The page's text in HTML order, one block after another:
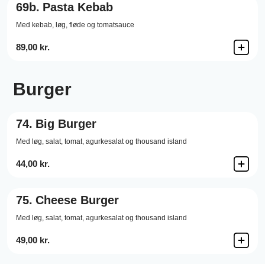
69b. Pasta Kebab
Med kebab, løg, fløde og tomatsauce
89,00 kr.
Burger
74. Big Burger
Med løg, salat, tomat, agurkesalat og thousand island
44,00 kr.
75. Cheese Burger
Med løg, salat, tomat, agurkesalat og thousand island
49,00 kr.